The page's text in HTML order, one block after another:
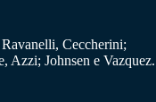
Ceccherini;
Azzi; Johnsen e Vazquez.